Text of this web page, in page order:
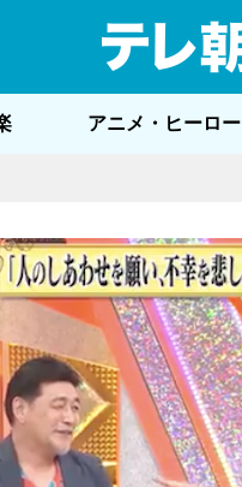
アニメ・ヒーロー